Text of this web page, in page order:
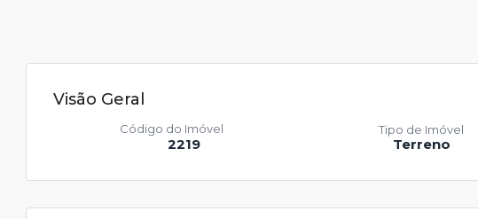
Visão Geral
2219
Código do Imóvel
Terreno
Tipo de Imóvel